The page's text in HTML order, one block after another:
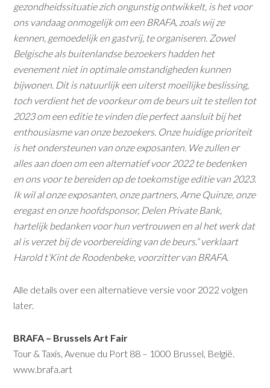
gezondheidssituatie zich ongunstig ontwikkelt, is het voor
ons vandaag onmogelijk om een ​​BRAFA, zoals wij ze
kennen, gemoedelijk en gastvrij, te organiseren. Zowel
Belgische als buitenlandse bezoekers hadden het
evenement niet in optimale omstandigheden kunnen
bijwonen. Dit is natuurlijk een uiterst moeilijke beslissing,
toch verdient het de voorkeur om de beurs uit te stellen tot
2023 om een ​​editie te vinden die perfect aansluit bij het
enthousiasme van onze bezoekers. Onze huidige prioriteit
is het ondersteunen van onze exposanten. We zullen er
alles aan doen om een ​​alternatief voor 2022 te bedenken
en ons voor te bereiden op de toekomstige editie van 2023.
Ik wil al onze exposanten, onze partners, Arne Quinze, onze
eregast en onze hoofdsponsor, Delen Private Bank,
hartelijk bedanken voor hun vertrouwen en al het werk dat
al is verzet bij de voorbereiding van de beurs.” verklaart
Harold t’Kint de Roodenbeke, voorzitter van BRAFA.
Alle details over een alternatieve versie voor 2022 volgen
later.
BRAFA – Brussels Art Fair
Tour & Taxis, Avenue du Port 88 – 1000 Brussel, België.
www.brafa.art